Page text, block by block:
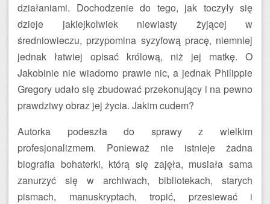
działaniami. Dochodzenie do tego, jak toczyły się
dzieje jakiejkolwiek niewiasty żyjącej w
średniowieczu, przypomina syzyfową pracę, niemniej
jednak łatwiej opisać królową, niż jej matkę. O
Jakobinie nie wiadomo prawie nic, a jednak Philippie
Gregory udało się zbudować przekonujący i na pewno
prawdziwy obraz jej życia. Jakim cudem?
Autorka podeszła do sprawy z wielkim
profesjonalizmem. Ponieważ nie istnieje żadna
biografia bohaterki, którą się zajęła, musiała sama
zanurzyć się w archiwach, bibliotekach, starych
pismach, manuskryptach, tropić, przesiewać i